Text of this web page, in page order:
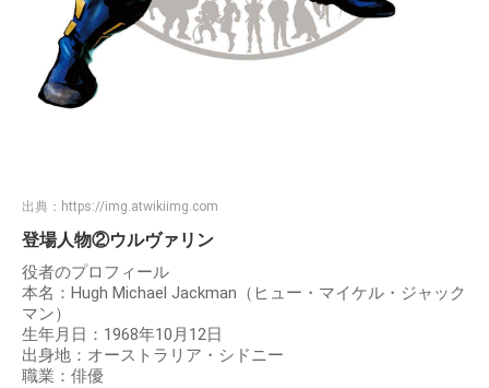
出典： https://img.atwikiimg.com
登場人物②ウルヴァリン
役者のプロフィール
本名：Hugh Michael Jackman（ヒュー・マイケル・ジャック
マン）
生年月日：1968年10月12日
出身地：オーストラリア・シドニー
職業：俳優